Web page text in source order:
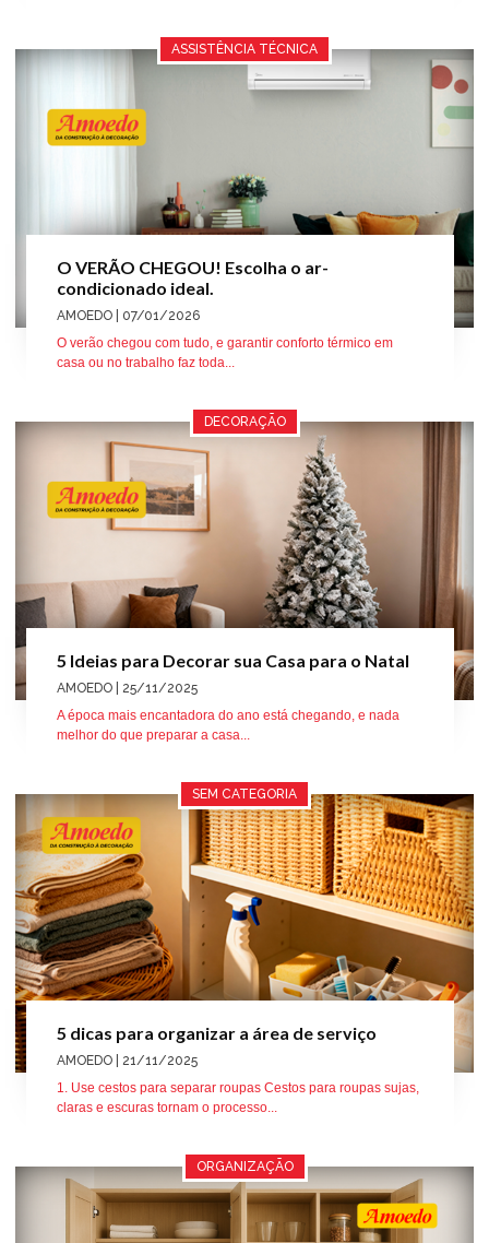
ASSISTÊNCIA TÉCNICA
O VERÃO CHEGOU! Escolha o ar-
condicionado ideal.
AMOEDO | 07/01/2026
O verão chegou com tudo, e garantir conforto térmico em
casa ou no trabalho faz toda...
DECORAÇÃO
5 Ideias para Decorar sua Casa para o Natal
AMOEDO | 25/11/2025
A época mais encantadora do ano está chegando, e nada
melhor do que preparar a casa...
SEM CATEGORIA
5 dicas para organizar a área de serviço
AMOEDO | 21/11/2025
1. Use cestos para separar roupas Cestos para roupas sujas,
claras e escuras tornam o processo...
ORGANIZAÇÃO